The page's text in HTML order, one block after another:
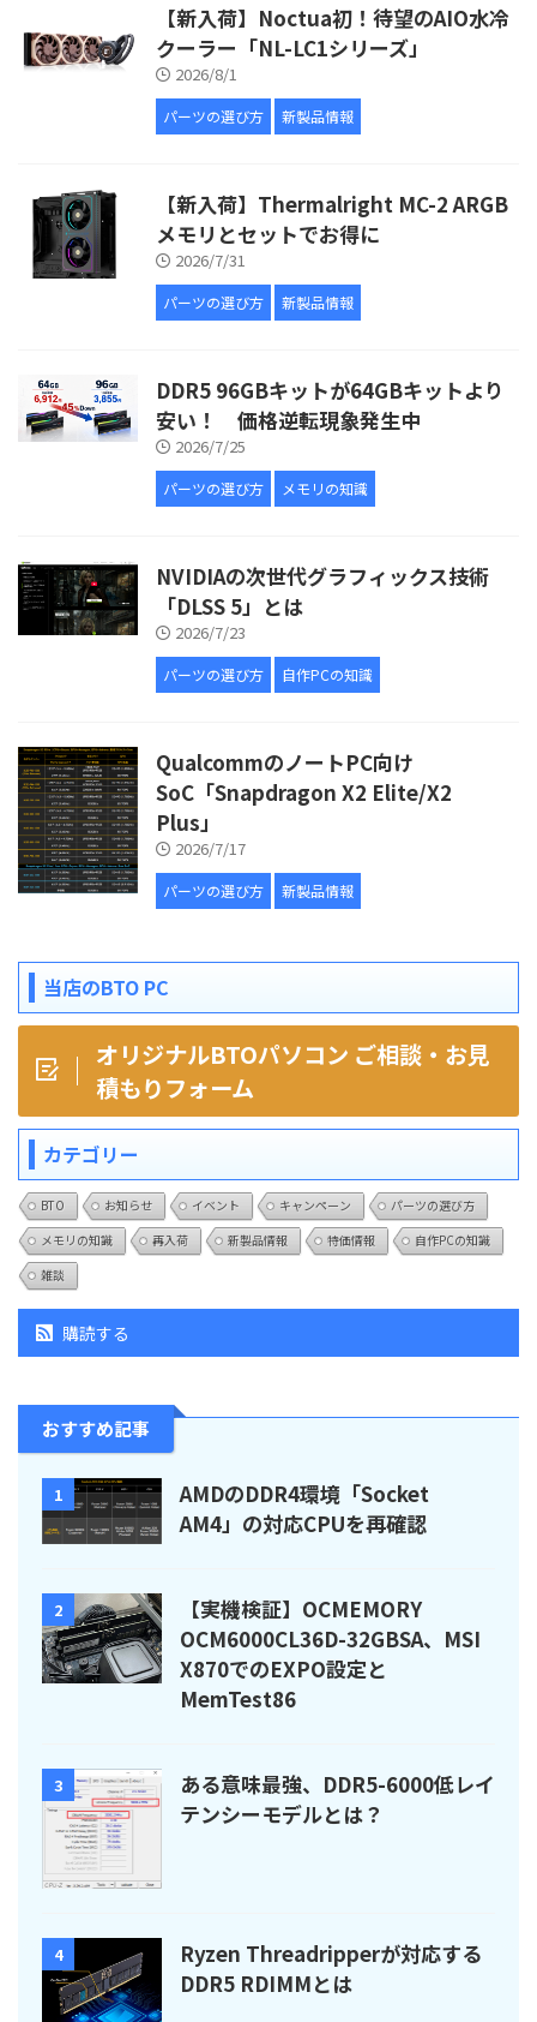
【新入荷】Noctua初！待望のAIO水冷
クーラー「NL-LC1シリーズ」
2026/8/1
パーツの選び方 新製品情報
【新入荷】Thermalright MC-2 ARGB
メモリとセットでお得に
2026/7/31
パーツの選び方 新製品情報
DDR5 96GBキットが64GBキットより
安い！ 価格逆転現象発生中
2026/7/25
パーツの選び方 メモリの知識
NVIDIAの次世代グラフィックス技術
「DLSS 5」とは
2026/7/23
パーツの選び方 自作PCの知識
QualcommのノートPC向け
SoC「Snapdragon X2 Elite/X2
Plus」
2026/7/17
パーツの選び方 新製品情報
当店のBTO PC
オリジナルBTOパソコン ご相談・お見
積もりフォーム
カテゴリー
BTO お知らせ イベント キャンペーン
パーツの選び方
メモリの知識
再入荷 新製品情報 特価情報
自作PCの知識
雑談
購読する
おすすめ記事
1
AMDのDDR4環境「Socket
AM4」の対応CPUを再確認
2
【実機検証】OCMEMORY
OCM6000CL36D-32GBSA、MSI
X870でのEXPO設定と
MemTest86
3
ある意味最強、DDR5-6000低レイ
テンシーモデルとは？
4
Ryzen Threadripperが対応する
DDR5 RDIMMとは